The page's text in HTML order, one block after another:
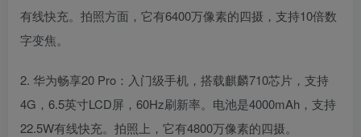
有线快充。拍照方面，它有6400万像素的四摄，支持10倍数
字变焦。
2. 华为畅享20 Pro：入门级手机，搭载麒麟710芯片，支持
4G，6.5英寸LCD屏，60Hz刷新率。电池是4000mAh，支持
22.5W有线快充。拍照上，它有4800万像素的四摄。